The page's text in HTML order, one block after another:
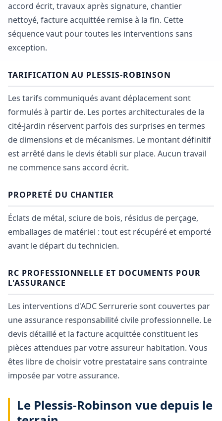
accord écrit, travaux après signature, chantier
nettoyé, facture acquittée remise à la fin. Cette
séquence vaut pour toutes les interventions sans
exception.
TARIFICATION AU PLESSIS-ROBINSON
Les tarifs communiqués avant déplacement sont
formulés à partir de. Les portes architecturales de la
cité-jardin réservent parfois des surprises en termes
de dimensions et de mécanismes. Le montant définitif
est arrêté dans le devis établi sur place. Aucun travail
ne commence sans accord écrit.
PROPRETÉ DU CHANTIER
Éclats de métal, sciure de bois, résidus de perçage,
emballages de matériel : tout est récupéré et emporté
avant le départ du technicien.
RC PROFESSIONNELLE ET DOCUMENTS POUR
L'ASSURANCE
Les interventions d'ADC Serrurerie sont couvertes par
une assurance responsabilité civile professionnelle. Le
devis détaillé et la facture acquittée constituent les
pièces attendues par votre assureur habitation. Vous
êtes libre de choisir votre prestataire sans contrainte
imposée par votre assurance.
Le Plessis-Robinson vue depuis le